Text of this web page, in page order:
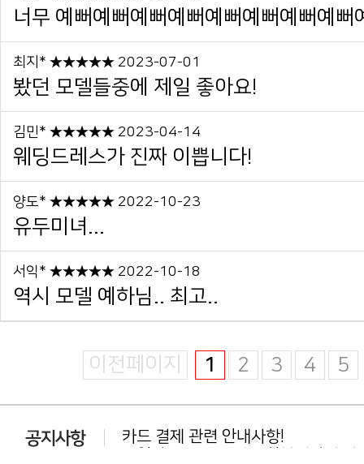
너무 예뻐예뻐예뻐예뻐예뻐예뻐예뻐예뻐
최지* ★★★★★ 2023-07-01
봤던 모델들중에 제일 좋아요!
김민* ★★★★★ 2023-04-14
웨딩드레스가 진짜 이쁩니다!
양도* ★★★★★ 2022-10-23
유두미녀...
서익* ★★★★★ 2022-10-18
역시 모델 예하님.. 최고..
이전페이지 1 2 3 4 5
동일상품 중복 구매는 환불대상이 아